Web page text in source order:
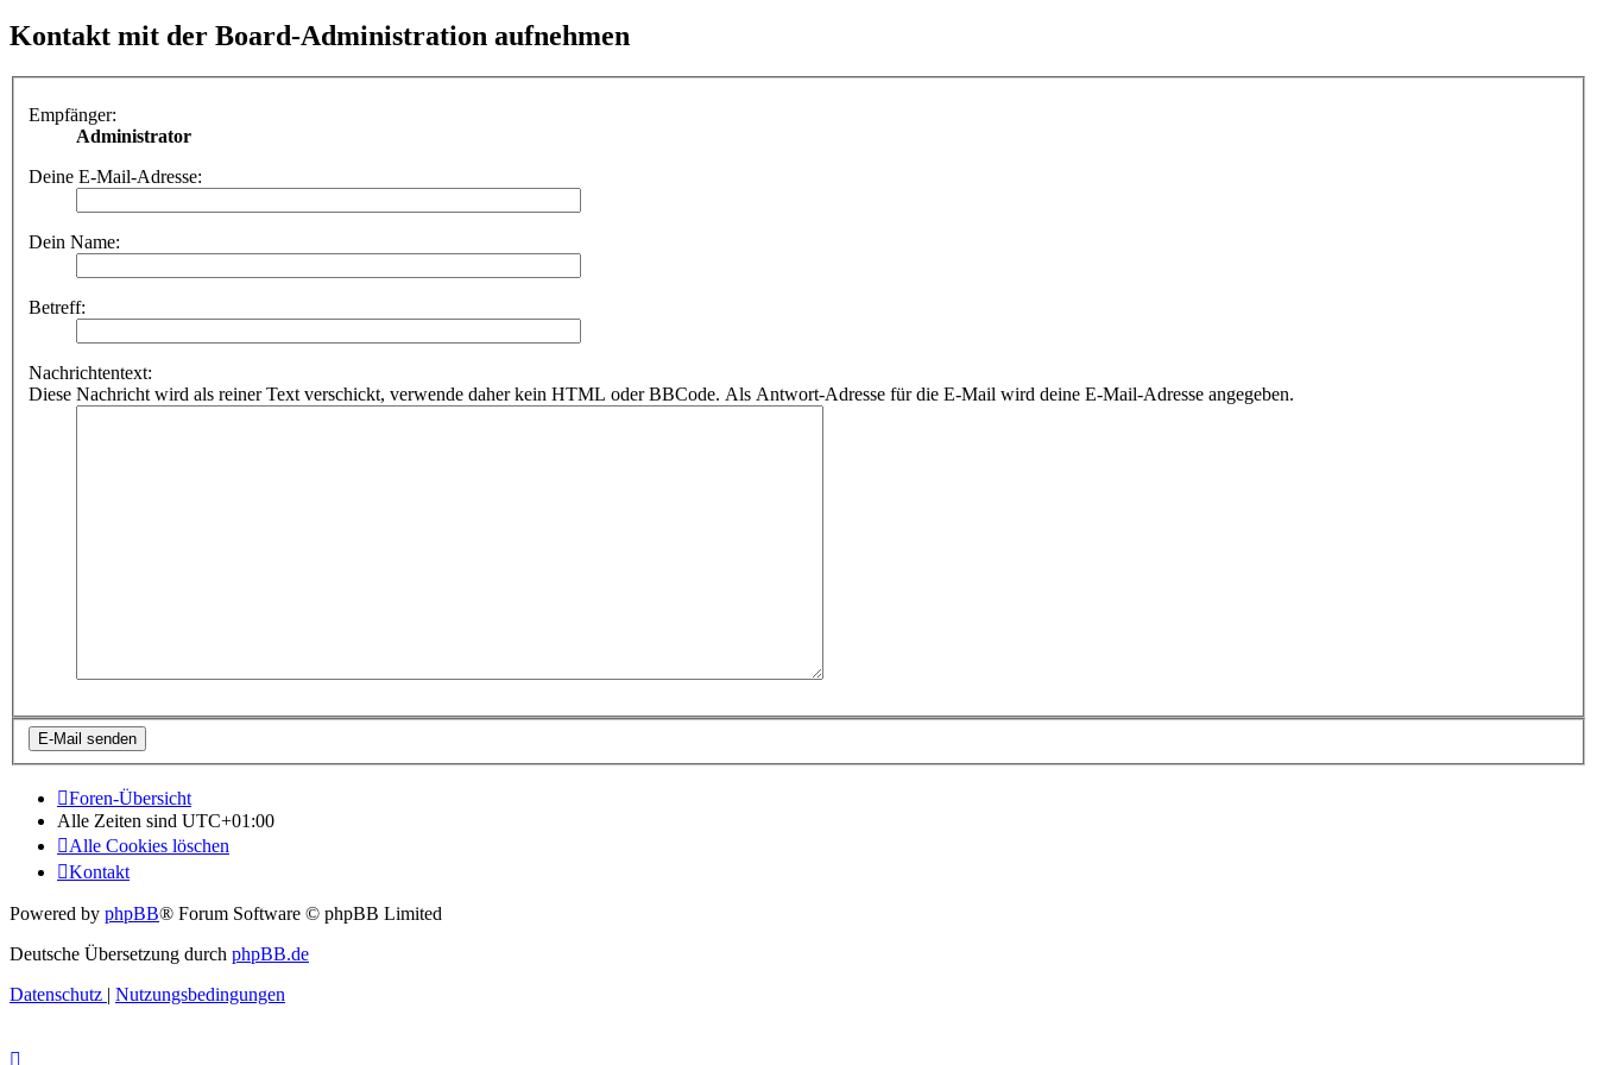
Kontakt mit der Board-Administration aufnehmen
Empfänger:
Administrator
Deine E-Mail-Adresse:
Dein Name:
Betreff:
Nachrichtentext:
Diese Nachricht wird als reiner Text verschickt, verwende daher kein HTML oder BBCode. Als Antwort-Adresse für die E-Mail wird deine E-Mail-Adresse angegeben.
Foren-Übersicht
Alle Zeiten sind UTC+01:00
Alle Cookies löschen
Kontakt
Powered by phpBB® Forum Software © phpBB Limited
Deutsche Übersetzung durch phpBB.de
Datenschutz
Nutzungsbedingungen